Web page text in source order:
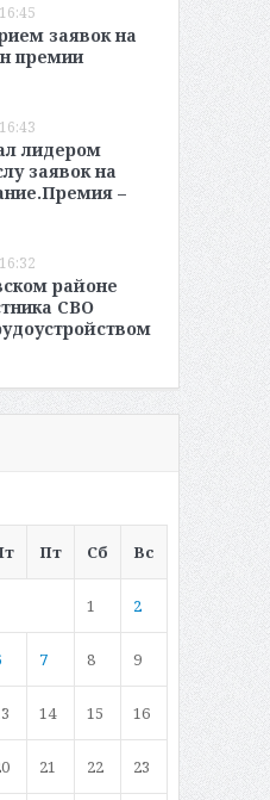
заявок на
премии
лидером
заявок на
–
районе
СВО
Пт Сб Вс
1 2
7 8 9
14 15 16
21 22 23